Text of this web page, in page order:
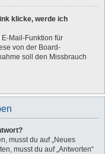
klicke, werde ich
Mail-Funktion für
von der Board-
soll den Missbrauch
musst du auf „Neues
musst du auf „Antworten“